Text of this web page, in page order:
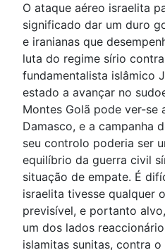
O ataque aéreo israelita
significado dar um duro
e iranianas que
luta do regime sírio
fundamentalista islâmico
estado a avançar no
Montes Golã pode ver-se
Damasco, e a campanha
seu controlo poderia ser
equilíbrio da guerra civil
situação de empate. É
israelita tivesse qualquer
previsível, e portanto
um dos lados
islamitas sunitas, contra